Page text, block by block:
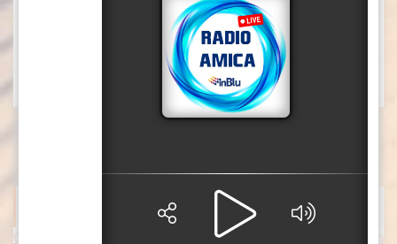
necropoli svelata dal raddoppio ferroviario”,
nella Sala Reale della stazione centrale di
Palermo. xd8/vbo/mca2
ITALPRESS NEWS
Continuano le ricerche dei dispersi dopo il crollo a Messina, il sin